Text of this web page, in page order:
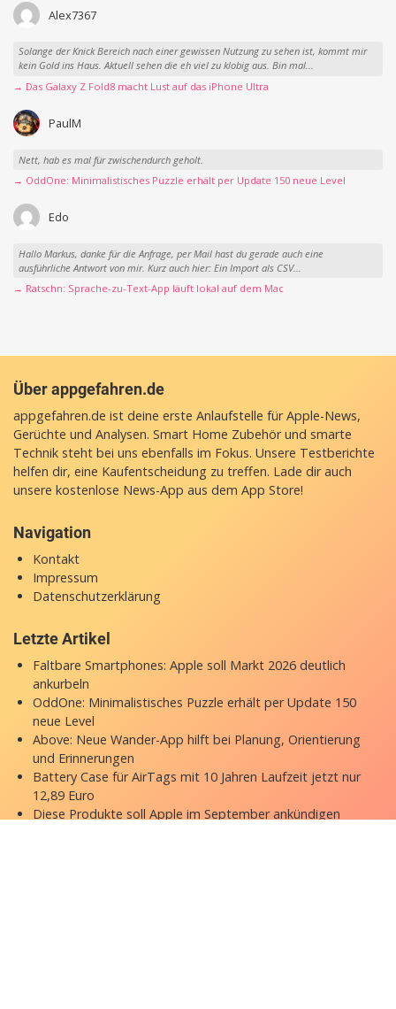
Alex7367
Solange der Knick Bereich nach einer gewissen Nutzung zu sehen ist, kommt mir
kein Gold ins Haus. Aktuell sehen die eh viel zu klobig aus. Bin mal...
→ Das Galaxy Z Fold8 macht Lust auf das iPhone Ultra
PaulM
Nett, hab es mal für zwischendurch geholt.
→ OddOne: Minimalistisches Puzzle erhält per Update 150 neue Level
Edo
Hallo Markus, danke für die Anfrage, per Mail hast du gerade auch eine
ausführliche Antwort von mir. Kurz auch hier: Ein Import als CSV...
→ Ratschn: Sprache-zu-Text-App läuft lokal auf dem Mac
Über appgefahren.de
appgefahren.de ist deine erste Anlaufstelle für Apple-News,
Gerüchte und Analysen. Smart Home Zubehör und smarte
Technik steht bei uns ebenfalls im Fokus. Unsere Testberichte
helfen dir, eine Kaufentscheidung zu treffen. Lade dir auch
unsere kostenlose News-App aus dem App Store!
Navigation
Kontakt
Impressum
Datenschutzerklärung
Letzte Artikel
Faltbare Smartphones: Apple soll Markt 2026 deutlich
ankurbeln
OddOne: Minimalistisches Puzzle erhält per Update 150
neue Level
Above: Neue Wander-App hilft bei Planung, Orientierung
und Erinnerungen
Battery Case für AirTags mit 10 Jahren Laufzeit jetzt nur
12,89 Euro
Diese Produkte soll Apple im September ankündigen